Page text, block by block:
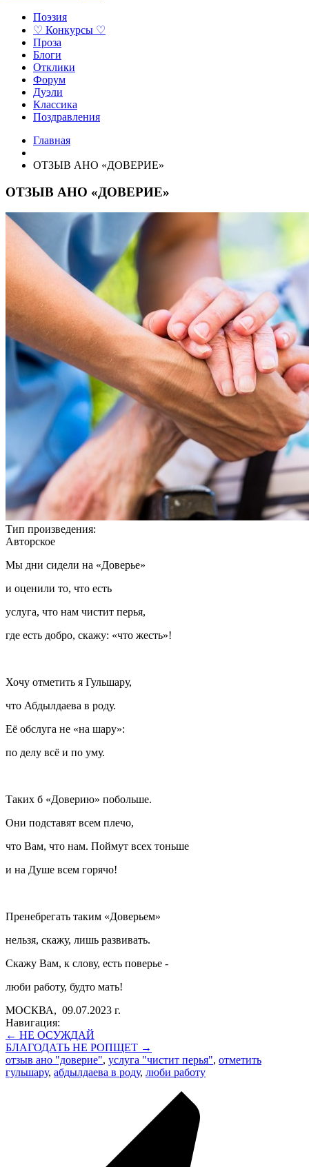
Поэзия
♡ Конкурсы ♡
Проза
Блоги
Отклики
Форум
Дуэли
Классика
Поздравления
Главная
ОТЗЫВ АНО «ДОВЕРИЕ»
ОТЗЫВ АНО «ДОВЕРИЕ»
Тип произведения:
Авторское
Мы дни сидели на «Доверье»
и оценили то, что есть
услуга, что нам чистит перья,
где есть добро, скажу: «что жесть»!
Хочу отметить я Гульшару,
что Абдылдаева в роду.
Её обслуга не «на шару»:
по делу всё и по уму.
Таких б «Доверию» побольше.
Они подставят всем плечо,
что Вам, что нам. Поймут всех тоньше
и на Душе всем горячо!
Пренебрегать таким «Доверьем»
нельзя, скажу, лишь развивать.
Скажу Вам, к слову, есть поверье -
люби работу, будто мать!
МОСКВА, 09.07.2023 г.
Навигация:
← НЕ ОСУЖДАЙ
БЛАГОДАТЬ НЕ РОПЩЕТ →
отзыв ано "доверие", услуга "чистит перья", отметить
гульшару, абдылдаева в роду, люби работу